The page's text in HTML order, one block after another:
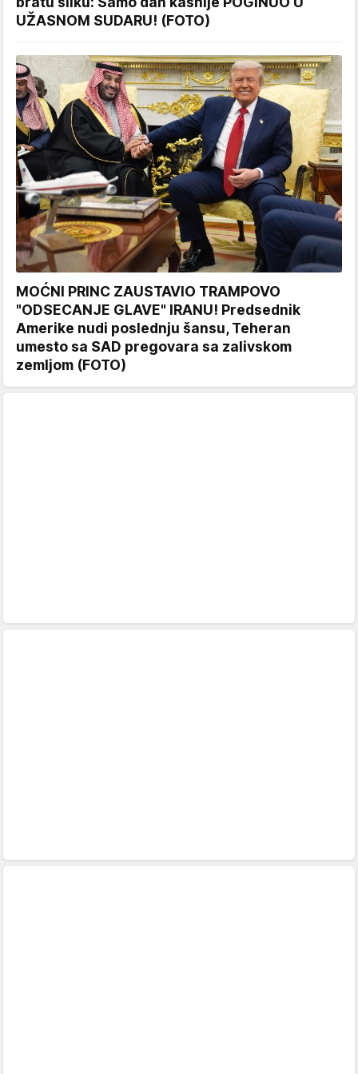
UŽASNOM SUDARU! (FOTO)
MOĆNI PRINC ZAUSTAVIO TRAMPOVO
"ODSECANJE GLAVE" IRANU! Predsednik
Amerike nudi poslednju šansu, Teheran
umesto sa SAD pregovara sa zalivskom
zemljom (FOTO)